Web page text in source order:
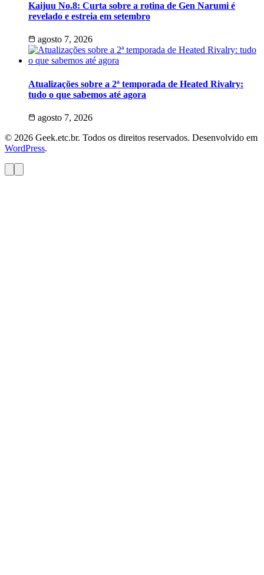
Kaijuu No.8: Curta sobre a rotina de Gen Narumi é
revelado e estreia em setembro
agosto 7, 2026
Atualizações sobre a 2ª temporada de Heated Rivalry:
tudo o que sabemos até agora
agosto 7, 2026
© 2026 Geek.etc.br. Todos os direitos reservados. Desenvolvido em
WordPress.